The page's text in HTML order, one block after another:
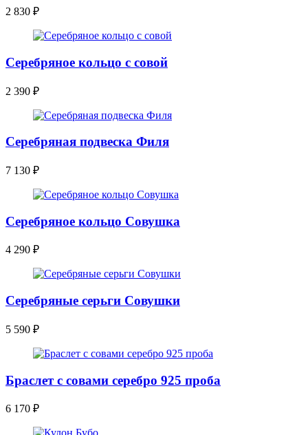
2 830 ₽
Серебряное кольцо с совой
2 390 ₽
Серебряная подвеска Филя
7 130 ₽
Серебряное кольцо Совушка
4 290 ₽
Серебряные серьги Совушки
5 590 ₽
Браслет с совами серебро 925 проба
6 170 ₽